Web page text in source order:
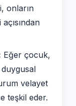
onların
Eğer çocuk,
duygusal
velayet
teşkil eder.